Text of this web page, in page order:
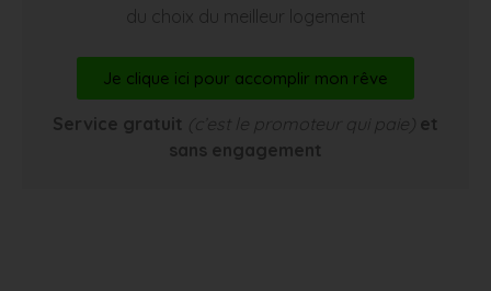
du choix du meilleur logement
Je clique ici pour accomplir mon rêve
Service gratuit (c’est le promoteur qui paie) et
sans engagement